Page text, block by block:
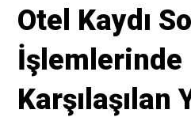
Otel Kaydı
İşlemlerinde
Karşılaşılan